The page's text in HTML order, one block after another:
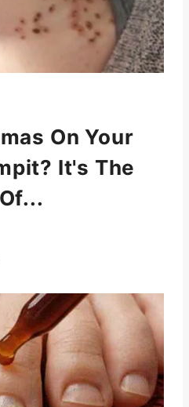
On Your
It's The